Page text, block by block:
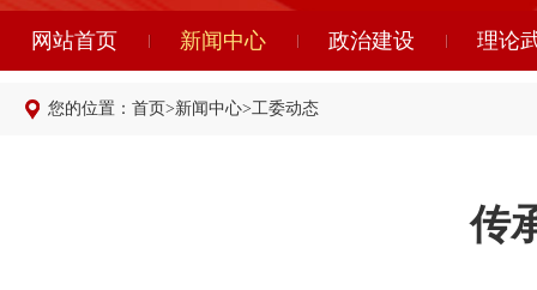
网站首页 新闻中心 政治建设 理论
您的位置： 首页>新闻中心>工委动态
传